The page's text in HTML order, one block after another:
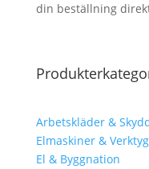
din beställning
Arbetskläder &
Elmaskiner & Verktyg
El & Byggnation